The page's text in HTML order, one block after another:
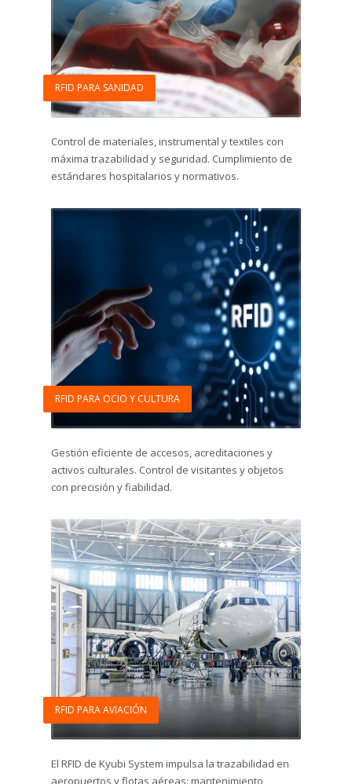
RFID PARA SANIDAD
Control de materiales, instrumental y textiles con
máxima trazabilidad y seguridad. Cumplimiento de
estándares hospitalarios y normativos.
RFID PARA OCIO Y CULTURA
Gestión eficiente de accesos, acreditaciones y
activos culturales. Control de visitantes y objetos
con precisión y fiabilidad.
RFID PARA AVIACIÓN
El RFID de Kyubi System impulsa la trazabilidad en
aeropuertos y flotas aéreas: mantenimiento